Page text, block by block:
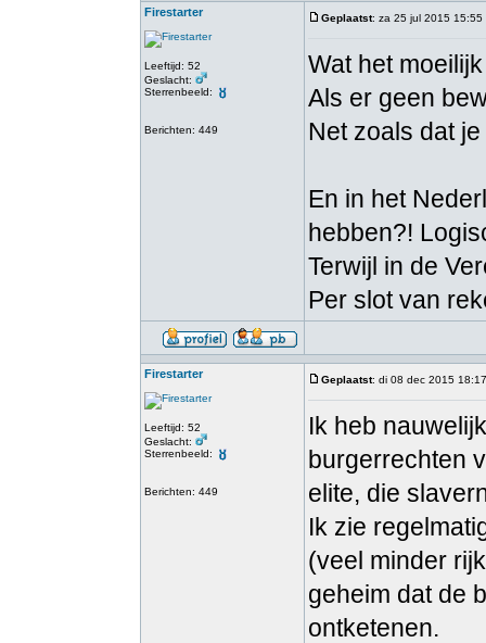
Firestarter
Leeftijd: 52
Geslacht:
Sterrenbeeld:
Berichten: 449
Geplaatst: za 25 jul 2015 15:55
Wat het
Als er geen
Net zoals dat
En in het
hebben?!
Terwijl in de
Per slot van
Firestarter
Leeftijd: 52
Geslacht:
Sterrenbeeld:
Berichten: 449
Geplaatst: di 08 dec 2015 18:17
Ik heb
burgerrechten
elite, die
Ik zie
(veel minder
geheim dat de
ontketenen.